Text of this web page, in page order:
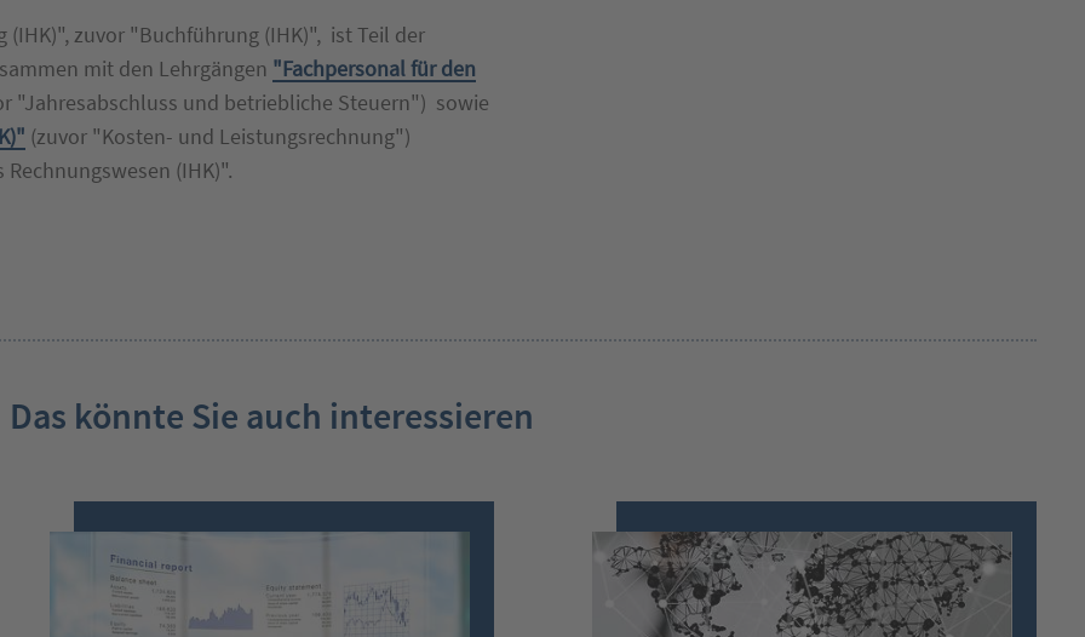
(IHK)", zuvor "Buchführung (IHK)", ist Teil der
mit den Lehrgängen "Fachpersonal für den
"Jahresabschluss und betriebliche Steuern") sowie
(zuvor "Kosten- und Leistungsrechnung")
(IHK)".
Das könnte Sie auch interessieren